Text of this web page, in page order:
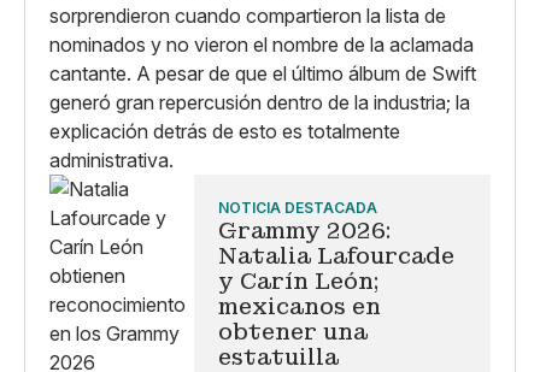
sorprendieron cuando compartieron la lista de
nominados y no vieron el nombre de la aclamada
cantante. A pesar de que el último álbum de Swift
generó gran repercusión dentro de la industria; la
explicación detrás de esto es totalmente
administrativa.
NOTICIA DESTACADA
Grammy 2026:
Natalia Lafourcade
y Carín León;
mexicanos en
obtener una
estatuilla